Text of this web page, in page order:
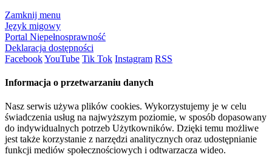
Zamknij menu
Język migowy
Portal Niepełnosprawność
Deklaracja dostępności
FacebookYouTube Tik Tok Instagram RSS
Informacja o przetwarzaniu danych
Nasz serwis używa plików cookies. Wykorzystujemy je w celu
świadczenia usług na najwyższym poziomie, w sposób dopasowany
do indywidualnych potrzeb Użytkowników. Dzięki temu możliwe
jest także korzystanie z narzędzi analitycznych oraz udostępnianie
funkcji mediów społecznościowych i odtwarzacza wideo.